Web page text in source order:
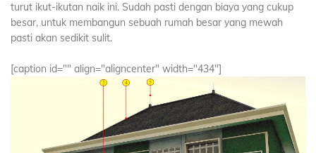
turut ikut-ikutan naik ini. Sudah pasti dengan biaya yang cukup
besar, untuk membangun sebuah rumah besar yang mewah
pasti akan sedikit sulit.
[caption id="" align="aligncenter" width="434"]